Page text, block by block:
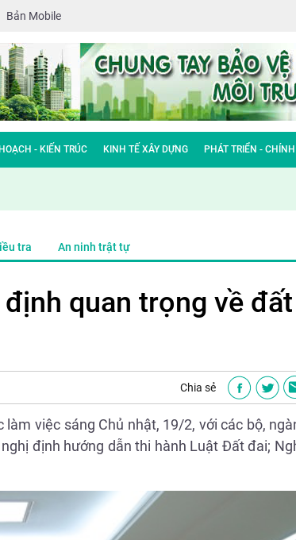
Bản Mobile
- KIẾN TRÚC KINH TẾ XÂY DỰNG PHÁT TRIỂN -
tra An ninh trật tự
quan trọng về đất
Chia sẻ
việc sáng Chủ nhật, 19/2, với các bộ,
định hướng dẫn thi hành Luật Đất đai;